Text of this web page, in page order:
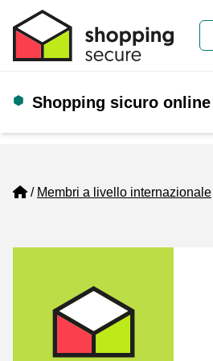
Shopping sicuro online
Home
Membri a livello internazionale